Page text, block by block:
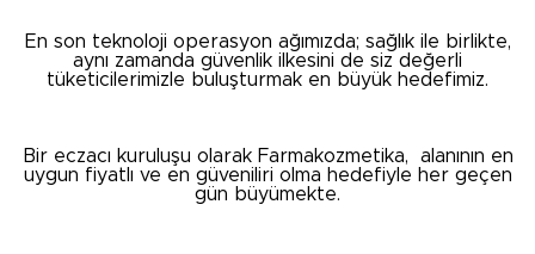
En son teknoloji operasyon ağımızda; sağlık ile birlikte,
aynı zamanda güvenlik ilkesini de siz değerli
tüketicilerimizle buluşturmak en büyük hedefimiz.
Bir eczacı kuruluşu olarak Farmakozmetika, alanının en
uygun fiyatlı ve en güveniliri olma hedefiyle her geçen
gün büyümekte.